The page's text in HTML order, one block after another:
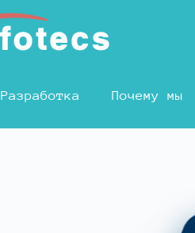
Разработка Почему мы